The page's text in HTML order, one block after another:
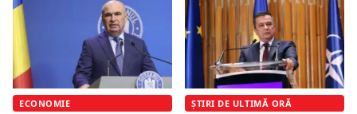
ECONOMIE ȘTIRI DE ULTIMĂ ORĂ